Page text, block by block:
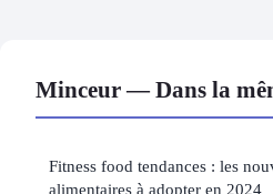
Minceur — Dans la
Fitness food tendances : les
alimentaires à adopter en 2024